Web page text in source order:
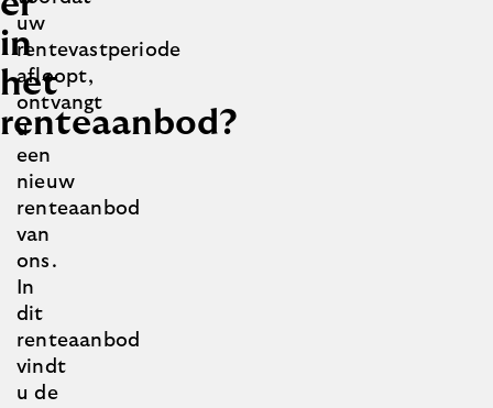
in
het
renteaanbod?
uw
rentevastperiode
afloopt,
ontvangt
u
een
nieuw
renteaanbod
van
ons.
In
dit
renteaanbod
vindt
u de